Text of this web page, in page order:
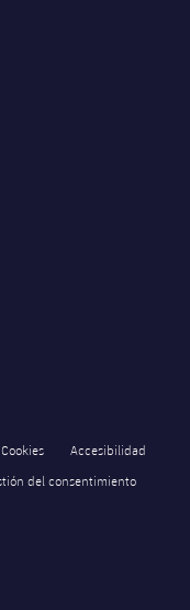
Cookies
Accesibilidad
del consentimiento